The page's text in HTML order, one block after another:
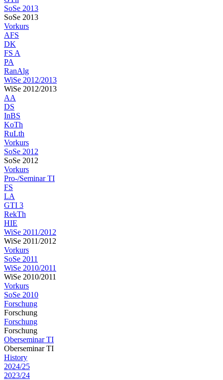
SoSe 2013
SoSe 2013
Vorkurs
AFS
DK
FS A
PA
RanAlg
WiSe 2012/2013
WiSe 2012/2013
AA
DS
InBS
KoTh
RuLth
Vorkurs
SoSe 2012
SoSe 2012
Vorkurs
Pro-/Seminar TI
FS
LA
GTI 3
RekTh
HIE
WiSe 2011/2012
WiSe 2011/2012
Vorkurs
SoSe 2011
WiSe 2010/2011
WiSe 2010/2011
Vorkurs
SoSe 2010
Forschung
Forschung
Forschung
Forschung
Oberseminar TI
Oberseminar TI
History
2024/25
2023/24